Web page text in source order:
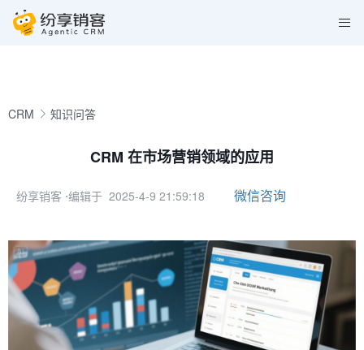
CRM 知识问答
CRM 在市场营销领域的应用
纷享销客 ⋅编辑于 2025-4-9 21:59:18 微信咨询